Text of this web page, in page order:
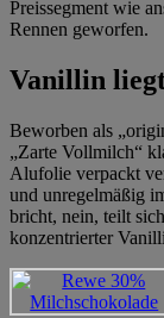
Preissegment wie
Rennen geworfen.
Vanillin
Beworben als
„Zarte Vollmilch“
Alufolie verpackt
und unregelmäßig
bricht, nein, teilt
konzentrierter